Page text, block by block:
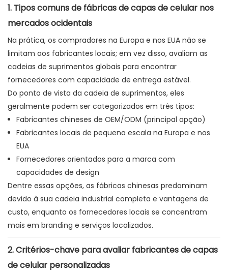
1. Tipos comuns de fábricas de capas de celular nos
mercados ocidentais
Na prática, os compradores na Europa e nos EUA não se
limitam aos fabricantes locais; em vez disso, avaliam as
cadeias de suprimentos globais para encontrar
fornecedores com capacidade de entrega estável.
Do ponto de vista da cadeia de suprimentos, eles
geralmente podem ser categorizados em três tipos:
Fabricantes chineses de OEM/ODM (principal opção)
Fabricantes locais de pequena escala na Europa e nos
EUA
Fornecedores orientados para a marca com
capacidades de design
Dentre essas opções, as fábricas chinesas predominam
devido à sua cadeia industrial completa e vantagens de
custo, enquanto os fornecedores locais se concentram
mais em branding e serviços localizados.
2. Critérios-chave para avaliar fabricantes de capas
de celular personalizadas